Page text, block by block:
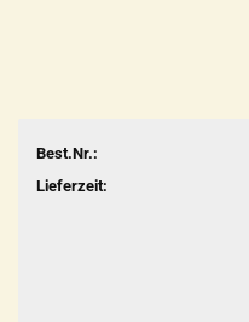
Best.Nr.:
Lieferzeit: